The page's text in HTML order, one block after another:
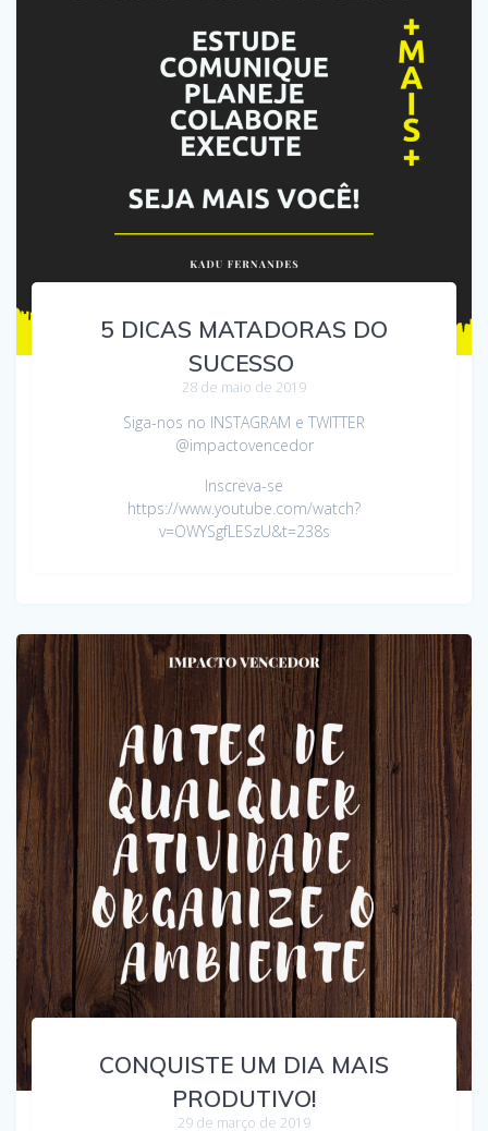
5 DICAS MATADORAS DO
SUCESSO
28 de maio de 2019
Siga-nos no INSTAGRAM e TWITTER
@impactovencedor
Inscreva-se
https://www.youtube.com/watch?
v=OWYSgfLESzU&t=238s
CONQUISTE UM DIA MAIS
PRODUTIVO!
29 de março de 2019